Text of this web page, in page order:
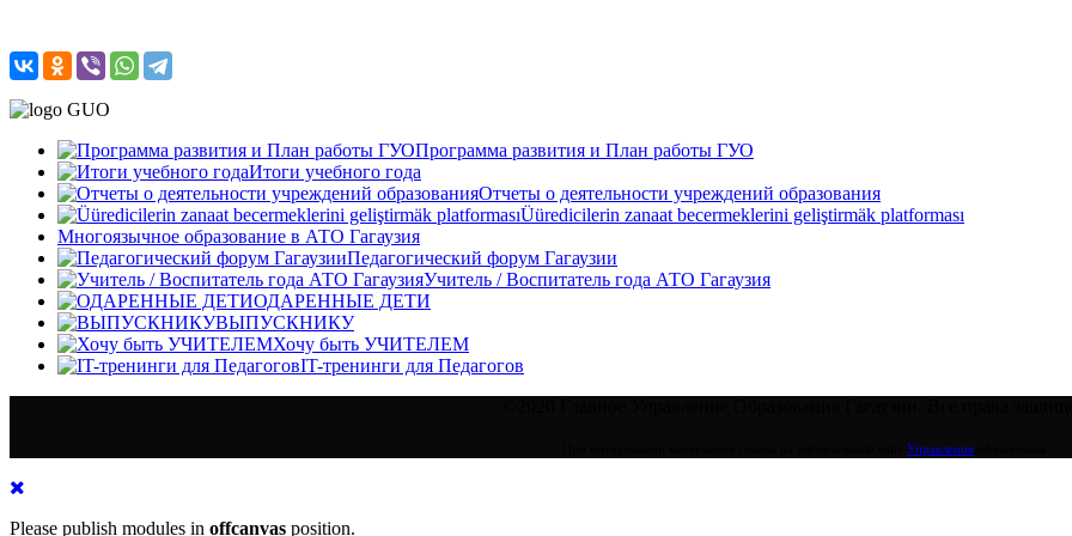
Программа развития и План работы ГУО
Итоги учебного года
Отчеты о деятельности учреждений образования
Üüredicilerin zanaat becermeklerini geliştirmäk platforması
Многоязычное образование в АТО Гагаузия
Педагогический форум Гагаузии
Учитель / Воспитатель года АТО Гагаузия
ОДАРЕННЫЕ ДЕТИ
ВЫПУСКНИКУ
Хочу быть УЧИТЕЛЕМ
IT-тренинги для Педагогов
Управления
Please publish modules in offcanvas position.